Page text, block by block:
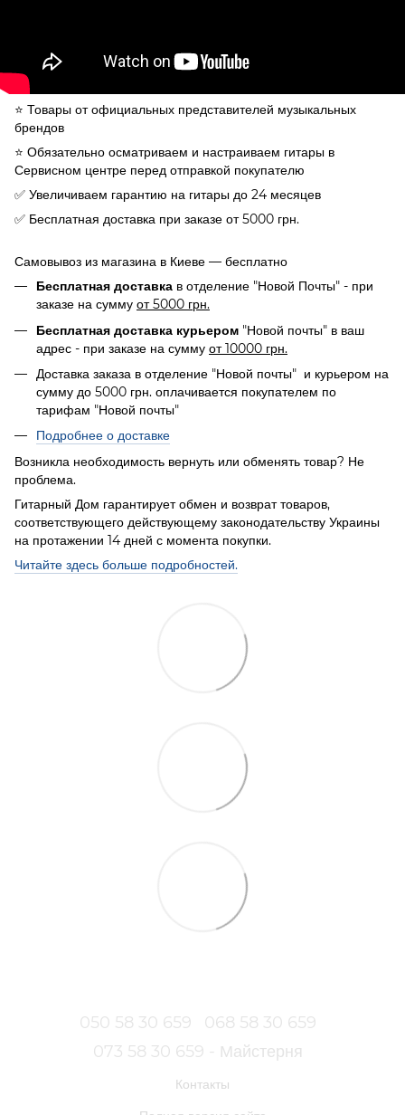
⭐️ Товары от официальных представителей музыкальных
брендов
⭐️ Обязательно осматриваем и настраиваем гитары в
Сервисном центре перед отправкой покупателю
✅ Увеличиваем гарантию на гитары до 24 месяцев
✅ Бесплатная доставка при заказе от 5000 грн.
Самовывоз из магазина в Киеве — бесплатно
Бесплатная доставка в отделение "Новой Почты" - при
заказе на сумму от 5000 грн.
Бесплатная доставка курьером "Новой почты" в ваш
адрес - при заказе на сумму от 10000 грн.
Доставка заказа в отделение "Новой почты" и курьером на
сумму до 5000 грн. оплачивается покупателем по
тарифам "Новой почты"
Подробнее о доставке
Возникла необходимость вернуть или обменять товар? Не
проблема.
Гитарный Дом гарантирует обмен и возврат товаров,
соответствующего действующему законодательству Украины
на протажении 14 дней с момента покупки.
Читайте здесь больше подробностей.
050 58 30 659
068 58 30 659
073 58 30 659 - Майстерня
Контакты